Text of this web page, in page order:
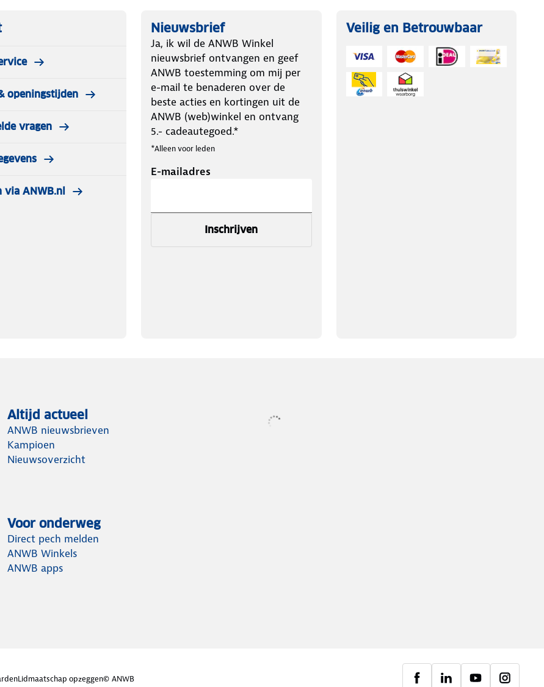
openingstijden
vragen
via ANWB.nl
Nieuwsbrief
Ja, ik wil de ANWB Winkel
nieuwsbrief ontvangen en geef
ANWB toestemming om mij per
e-mail te benaderen over de
beste acties en kortingen uit de
ANWB (web)winkel en ontvang
5.- cadeautegoed.*
*Alleen voor leden
E-mailadres
Inschrijven
Veilig en Betrouwbaar
Altijd actueel
ANWB nieuwsbrieven
Kampioen
Nieuwsoverzicht
Voor onderweg
Direct pech melden
ANWB Winkels
ANWB apps
Lidmaatschap opzeggen© ANWB